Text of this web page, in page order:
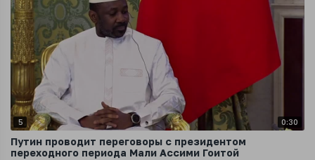
5 0:30
Путин проводит переговоры с президентом
переходного периода Мали Ассими Гоитой